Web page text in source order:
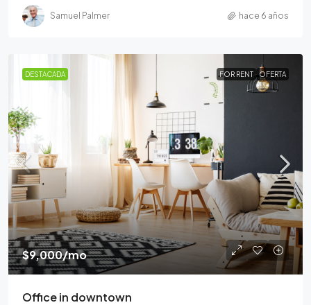
Samuel Palmer hace 6 años
DESTACADA FOR RENT OFERTA
$9,000/mo
Office in downtown